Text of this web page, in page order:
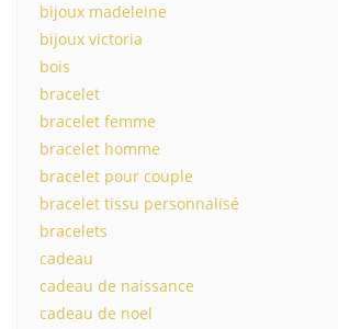
bijoux madeleine
bijoux victoria
bois
bracelet
bracelet femme
bracelet homme
bracelet pour couple
bracelet tissu personnalisé
bracelets
cadeau
cadeau de naissance
cadeau de noel